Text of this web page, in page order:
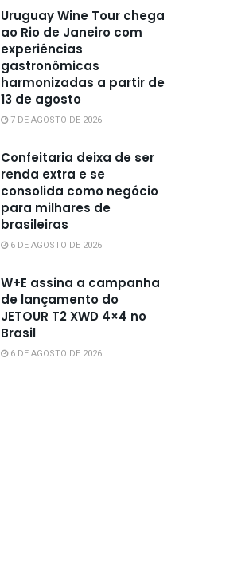
Uruguay Wine Tour chega
ao Rio de Janeiro com
experiências
gastronômicas
harmonizadas a partir de
13 de agosto
7 DE AGOSTO DE 2026
Confeitaria deixa de ser
renda extra e se
consolida como negócio
para milhares de
brasileiras
6 DE AGOSTO DE 2026
W+E assina a campanha
de lançamento do
JETOUR T2 XWD 4×4 no
Brasil
6 DE AGOSTO DE 2026